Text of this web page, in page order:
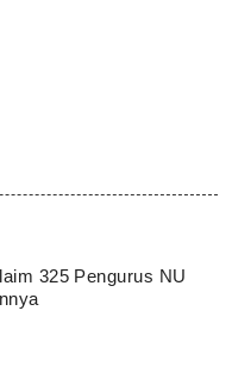
325 Pengurus NU